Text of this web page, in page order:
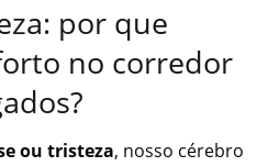
por que
no corredor
ou tristeza, nosso cérebro